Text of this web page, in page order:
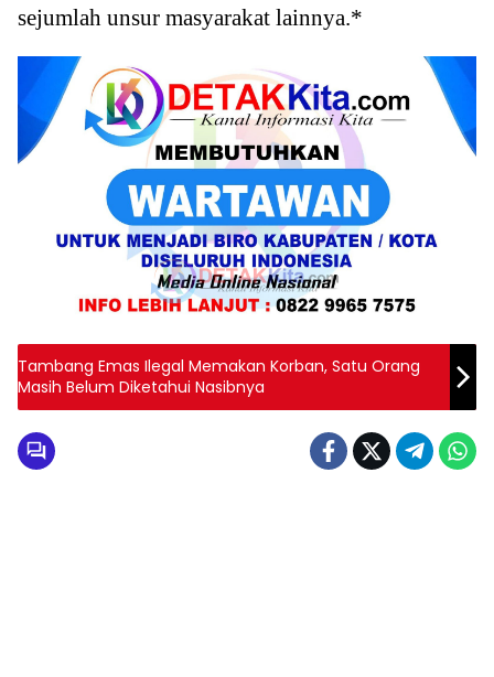
sejumlah unsur masyarakat lainnya.*
Tambang Emas Ilegal Memakan Korban, Satu Orang
Masih Belum Diketahui Nasibnya